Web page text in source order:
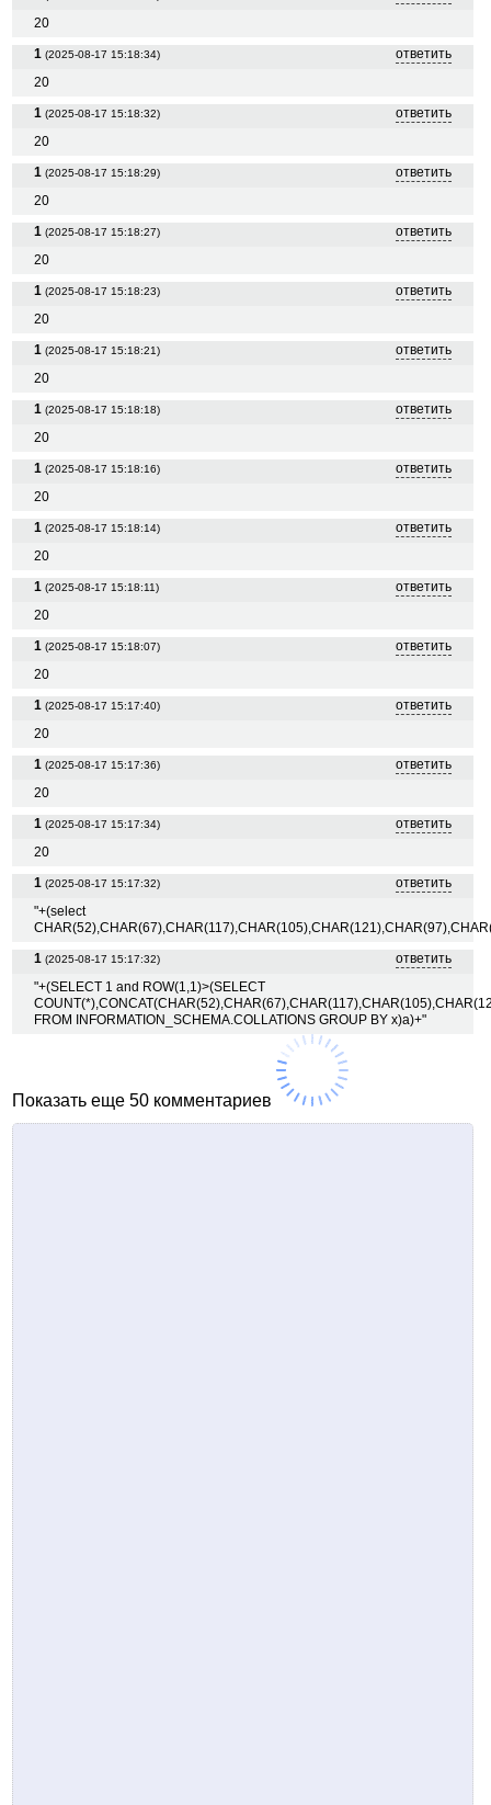
20
1 (2025-08-17 15:18:34)
ответить
20
1 (2025-08-17 15:18:32)
ответить
20
1 (2025-08-17 15:18:29)
ответить
20
1 (2025-08-17 15:18:27)
ответить
20
1 (2025-08-17 15:18:23)
ответить
20
1 (2025-08-17 15:18:21)
ответить
20
1 (2025-08-17 15:18:18)
ответить
20
1 (2025-08-17 15:18:16)
ответить
20
1 (2025-08-17 15:18:14)
ответить
20
1 (2025-08-17 15:18:11)
ответить
20
1 (2025-08-17 15:18:07)
ответить
20
1 (2025-08-17 15:17:40)
ответить
20
1 (2025-08-17 15:17:36)
ответить
20
1 (2025-08-17 15:17:34)
ответить
20
1 (2025-08-17 15:17:32)
ответить
"+(select
1 (2025-08-17 15:17:32)
ответить
"+(SELECT 1 and ROW(1,1)>(SELECT
FROM INFORMATION_SCHEMA.COLLATIONS GROUP BY x)a)+"
Показать еще 50 комментариев